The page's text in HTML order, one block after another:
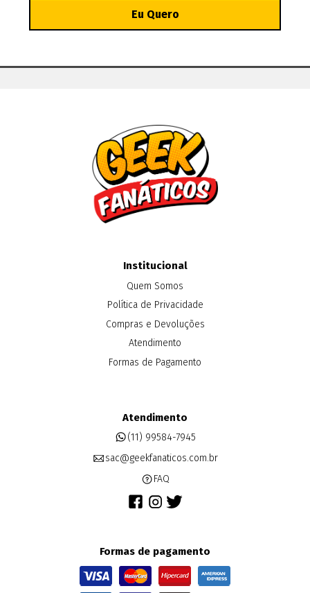
Institucional
Quem Somos
Política de Privacidade
Compras e Devoluções
Atendimento
Formas de Pagamento
Atendimento
(11) 99584-7945
sac@geekfanaticos.com.br
FAQ
Formas de pagamento